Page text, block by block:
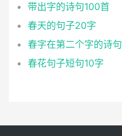
带出字的诗句100首
春天的句子20字
春字在第二个字的诗句
春花句子短句10字